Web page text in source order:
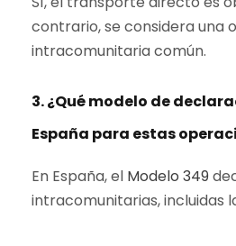
contrario, se considera una
intracomunitaria común.
3. ¿Qué modelo de
España para estas
En España, el Modelo 349
intracomunitarias, incluidas